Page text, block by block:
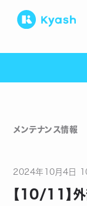
メンテナンス情報
2024年 10月4 日
【10/11】